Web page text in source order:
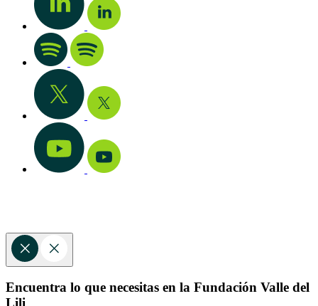
Encuentra lo que necesitas en la Fundación Valle del